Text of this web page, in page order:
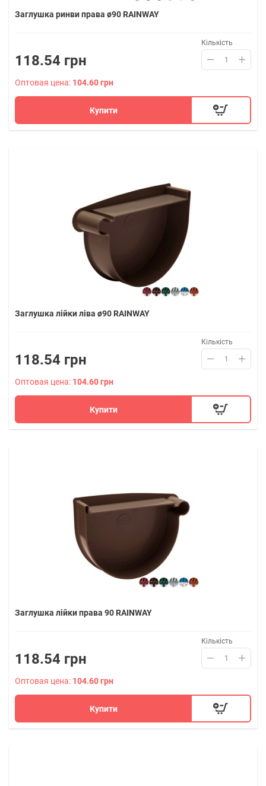
Заглушка ринви права ø90 RAINWAY
118.54 грн
Кількість
Оптовая цена: 104.60 грн
Купити
Заглушка лійки ліва ø90 RAINWAY
118.54 грн
Кількість
Оптовая цена: 104.60 грн
Купити
Заглушка лійки права 90 RAINWAY
118.54 грн
Кількість
Оптовая цена: 104.60 грн
Купити